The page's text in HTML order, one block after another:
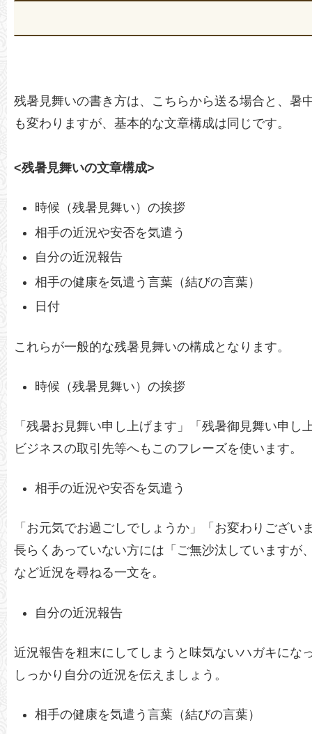
残暑見舞いの書き方は、こちらから送る場合と、暑
も変わりますが、基本的な文章構成は同じです。
<残暑見舞いの文章構成>
時候（残暑見舞い）の挨拶
相手の近況や安否を気遣う
自分の近況報告
相手の健康を気遣う言葉（結びの言葉）
日付
これらが一般的な残暑見舞いの構成となります。
時候（残暑見舞い）の挨拶
「残暑お見舞い申し上げます」「残暑御見舞い申し
ビジネスの取引先等へもこのフレーズを使います。
相手の近況や安否を気遣う
「お元気でお過ごしでしょうか」「お変わりござい
長らくあっていない方には「ご無沙汰していますが
など近況を尋ねる一文を。
自分の近況報告
近況報告を粗末にしてしまうと味気ないハガキにな
しっかり自分の近況を伝えましょう。
相手の健康を気遣う言葉（結びの言葉）